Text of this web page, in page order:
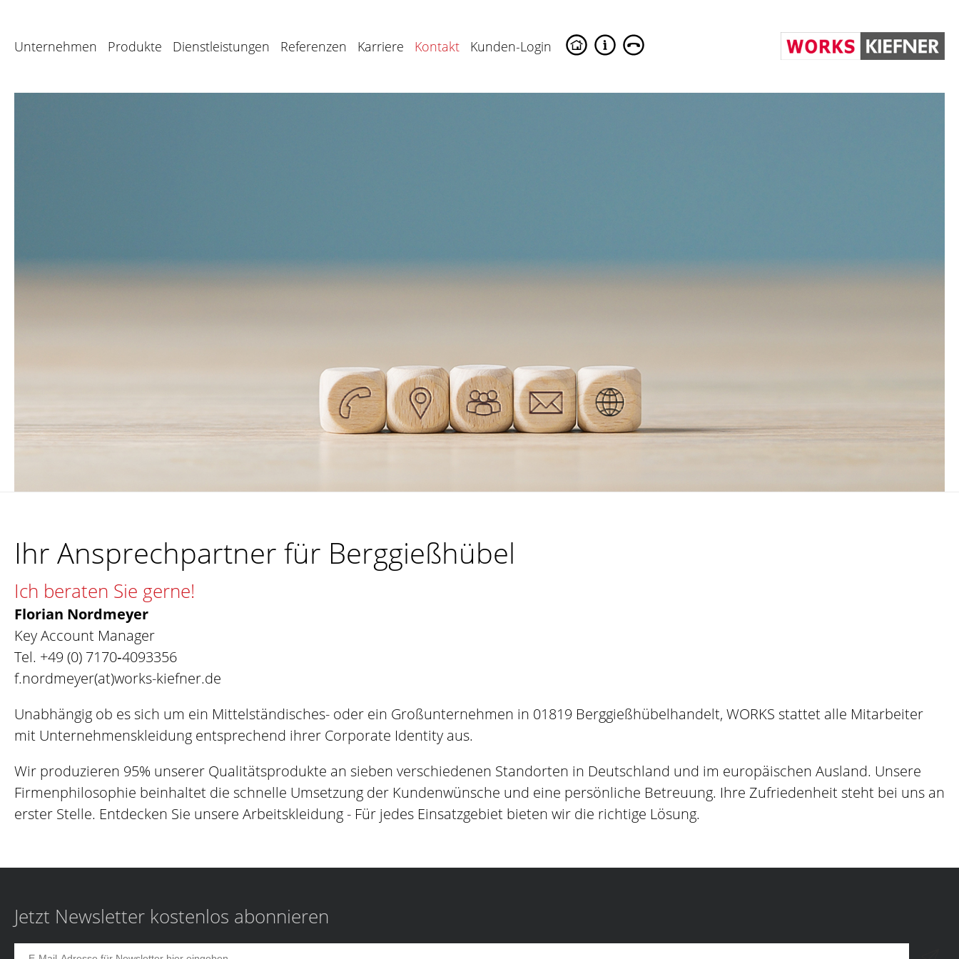
Unternehmen Produkte Dienstleistungen Referenzen Karriere Kontakt Kunden-Login
Ihr Ansprechpartner für Berggießhübel
Ich beraten Sie gerne!
Florian Nordmeyer
Key Account Manager
Tel. +49 (0) 7170‐4093356
f.nordmeyer(at)works-kiefner.de
Unabhängig ob es sich um ein Mittelständisches- oder ein Großunternehmen in 01819 Berggießhübelhandelt, WORKS stattet alle Mitarbeiter
mit Unternehmenskleidung entsprechend ihrer Corporate Identity aus.
Wir produzieren 95% unserer Qualitätsprodukte an sieben verschiedenen Standorten in Deutschland und im europäischen Ausland. Unsere
Firmenphilosophie beinhaltet die schnelle Umsetzung der Kundenwünsche und eine persönliche Betreuung. Ihre Zufriedenheit steht bei uns an
erster Stelle. Entdecken Sie unsere Arbeitskleidung - Für jedes Einsatzgebiet bieten wir die richtige Lösung.
Jetzt Newsletter kostenlos abonnieren